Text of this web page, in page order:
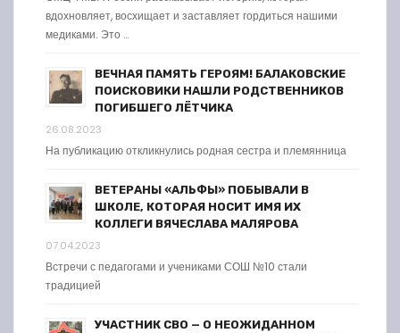
вдохновляет, восхищает и заставляет гордиться нашими
медиками. Это …
ВЕЧНАЯ ПАМЯТЬ ГЕРОЯМ! БАЛАКОВСКИЕ
ПОИСКОВИКИ НАШЛИ РОДСТВЕННИКОВ
ПОГИБШЕГО ЛЁТЧИКА
26.08.2023
На публикацию откликнулись родная сестра и племянница
ВЕТЕРАНЫ «АЛЬФЫ» ПОБЫВАЛИ В
ШКОЛЕ, КОТОРАЯ НОСИТ ИМЯ ИХ
КОЛЛЕГИ ВЯЧЕСЛАВА МАЛЯРОВА
07.04.2023
Встречи с педагогами и учениками СОШ №10 стали
традицией
УЧАСТНИК СВО — О НЕОЖИДАННОМ